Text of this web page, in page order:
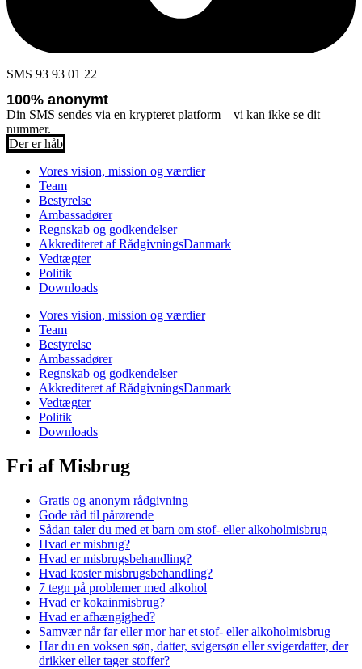
SMS 93 93 01 22
100% anonymt
Din SMS sendes via en krypteret platform – vi kan ikke se dit
nummer.
Der er håb
Vores vision, mission og værdier
Team
Bestyrelse
Ambassadører
Regnskab og godkendelser
Akkrediteret af RådgivningsDanmark
Vedtægter
Politik
Downloads
Vores vision, mission og værdier
Team
Bestyrelse
Ambassadører
Regnskab og godkendelser
Akkrediteret af RådgivningsDanmark
Vedtægter
Politik
Downloads
Fri af Misbrug
Gratis og anonym rådgivning
Gode råd til pårørende
Sådan taler du med et barn om stof- eller alkoholmisbrug
Hvad er misbrug?
Hvad er misbrugsbehandling?
Hvad koster misbrugsbehandling?
7 tegn på problemer med alkohol
Hvad er kokainmisbrug?
Hvad er afhængighed?
Samvær når far eller mor har et stof- eller alkoholmisbrug
Har du en voksen søn, datter, svigersøn eller svigerdatter, der
drikker eller tager stoffer?